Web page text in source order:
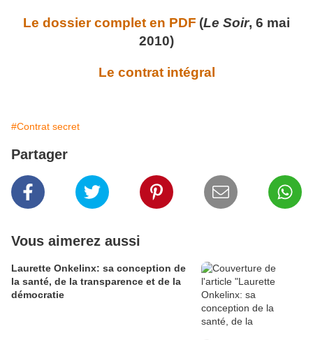
Le dossier complet en PDF (Le Soir, 6 mai
2010)
Le contrat intégral
#Contrat secret
Partager
Vous aimerez aussi
Laurette Onkelinx: sa conception de
la santé, de la transparence et de la
démocratie